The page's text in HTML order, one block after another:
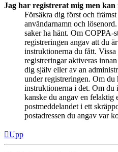
Jag har registrerat mig men kan
Försäkra dig först och
användarnamn och
saker ha hänt. Om COPPA-
registreringen angav att du
instruktionerna du fått.
registreringar aktiveras
dig själv eller av an
under registreringen. Om du
instruktionerna i det. Om du
kanske du angav en felaktig
postmeddelandet i ett
postadressen du angav var
Upp